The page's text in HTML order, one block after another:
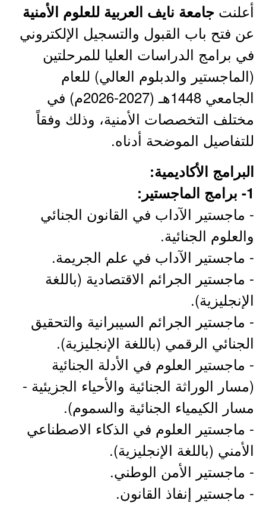
أعلنت جامعة نايف العربية للعلوم الأمنية
عن فتح باب القبول والتسجيل الإلكتروني
في برامج الدراسات العليا للمرحلتين
(الماجستير والدبلوم العالي) للعام
الجامعي 1448هـ (2027-2026م) في
مختلف التخصصات الأمنية، وذلك وفقاً
للتفاصيل الموضحة أدناه.
البرامج الأكاديمية:
1- برامج الماجستير:
- ماجستير الآداب في القانون الجنائي
والعلوم الجنائية.
- ماجستير الآداب في علم الجريمة.
- ماجستير الجرائم الاقتصادية (باللغة
الإنجليزية).
- ماجستير الجرائم السيبرانية والتحقيق
الجنائي الرقمي (باللغة الإنجليزية).
- ماجستير العلوم في الأدلة الجنائية
(مسار الوراثة الجنائية والأحياء الجزيئية -
مسار الكيمياء الجنائية والسموم).
- ماجستير العلوم في الذكاء الاصطناعي
الأمني (باللغة الإنجليزية).
- ماجستير الأمن الوطني.
- ماجستير إنفاذ القانون.